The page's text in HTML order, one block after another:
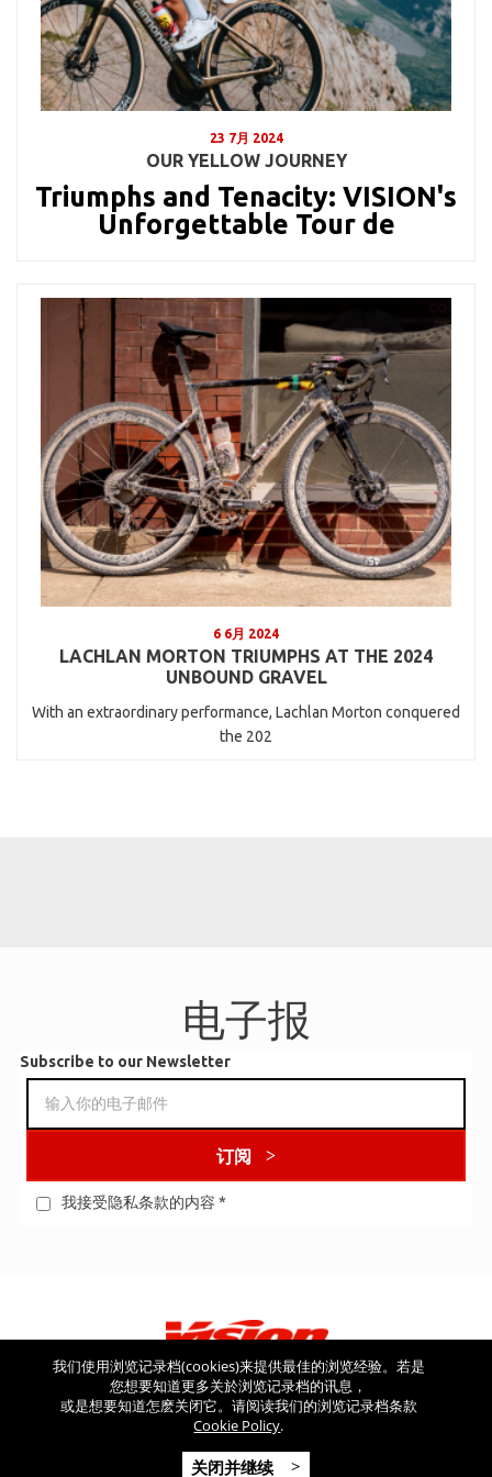
23 7月 2024
OUR YELLOW JOURNEY
Triumphs and Tenacity: VISION's
Unforgettable Tour de
6 6月 2024
LACHLAN MORTON TRIUMPHS AT THE 2024
UNBOUND GRAVEL
With an extraordinary performance, Lachlan Morton conquered
the 202
电子报
Subscribe to our Newsletter
订阅
我接受隐私条款的内容 *
看看其他网站
Copyright © 2026 Vision USA - 版权所有 - V.A.T NR: IT 03554300966 -
我们使用浏览记录档(cookies)来提供最佳的浏览经验。若是
您想要知道更多关於浏览记录档的讯息，
或是想要知道怎麽关闭它。请阅读我们的浏览记录档条款
Cookie Policy.
关闭并继续